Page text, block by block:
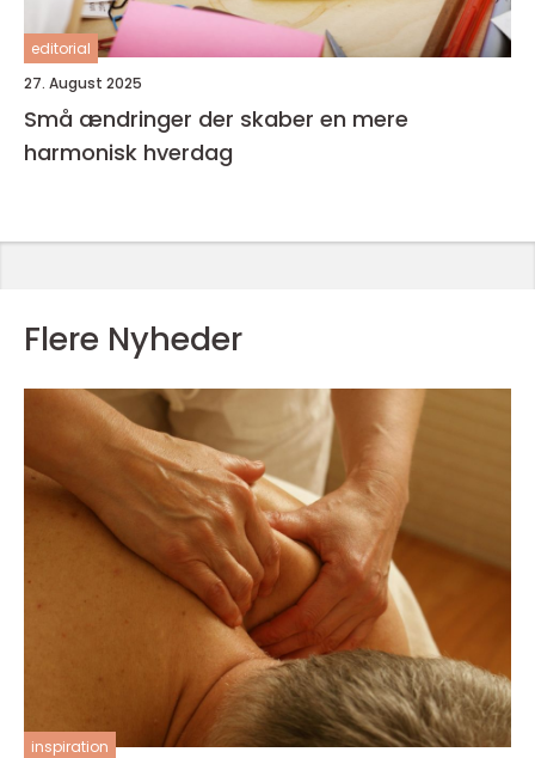
editorial
27. August 2025
Små ændringer der skaber en mere
harmonisk hverdag
Flere Nyheder
inspiration